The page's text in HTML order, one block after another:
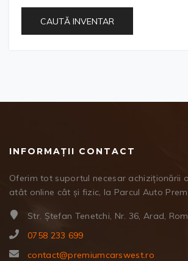
CAUTĂ INVENTAR
INFORMAȚII CONTACT
Oferim tot suportul necesar achiziționării
atât online cât și fizic, la Parcul Auto
Str. Ștefan Tenetchi, Nr. 36, Arad,
0758 233 699
contact@premiumcarswest.ro